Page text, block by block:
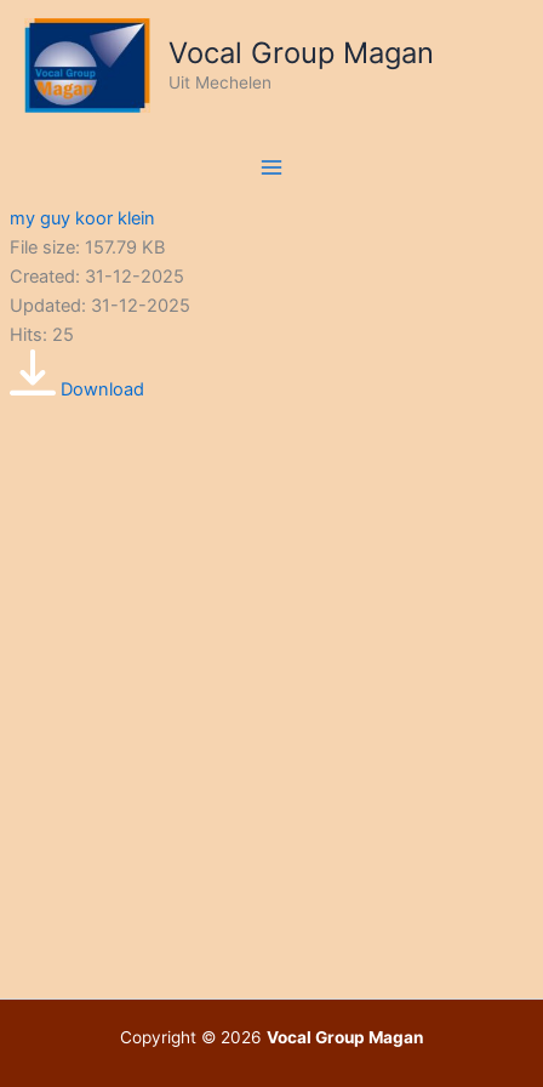
inhoud
Vocal Group Magan
Uit Mechelen
my guy koor klein
File size: 157.79 KB
Created: 31-12-2025
Updated: 31-12-2025
Hits: 25
Download
Copyright © 2026 Vocal Group Magan